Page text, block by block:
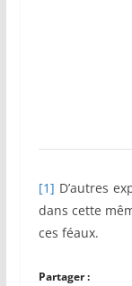
[1] D’autres
dans cette
ces féaux.
Partager :